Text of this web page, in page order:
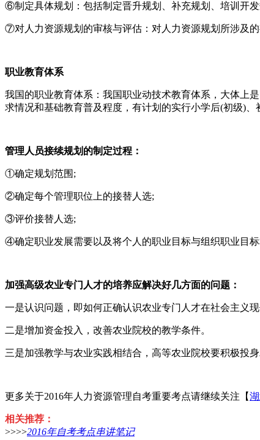
⑥制定具体规划：包括制定晋升规划、补充规划、培训开发
⑦对人力资源规划的审核与评估：对人力资源规划所涉及
职业教育体系
我国的职业教育体系：我国职业动技术教育体系，大体上
求情况和基础教育普及程度，有计划的实行小学后(初级)
管理人员接续规划的制定过程：
①确定规划范围;
②确定每个管理职位上的接替人选;
③评价接替人选;
④确定职业发展需要以及将个人的职业目标与组织职业目标
加强高级农业专门人才的培养应解决好几方面的问题：
一是认识问题，即如何正确认识农业专门人才在社会主义
二是增加资金投入，改善农业院校的教学条件。
三是加强教学与农业实践相结合，高等农业院校要积极投
更多关于2016年人力资源管理自考重要考点请继续关注【
相关推荐：
>>>>2016年自考考点串讲笔记